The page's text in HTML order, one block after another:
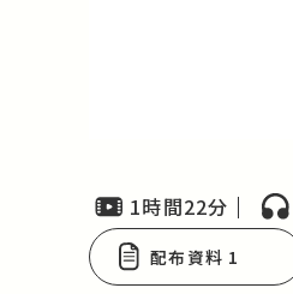
1時間22分
配布資料 1